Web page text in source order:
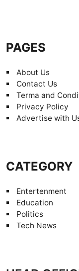
PAGES
About Us
Contact Us
Terma and
Privacy Policy
Advertise with
CATEGORY
Entertenment
Education
Politics
Tech News